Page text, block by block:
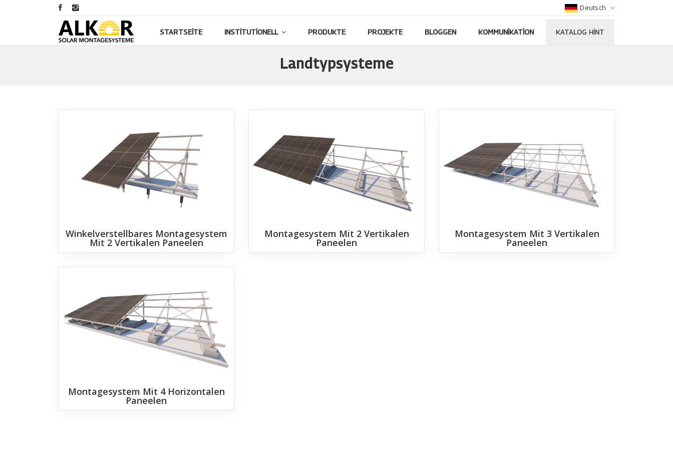
Deutsch
STARTSEITE INSTITUTIONELL PRODUKTE PROJEKTE BLOGGEN KOMMUNIKATION KATALOG HINT
Landtypsysteme
Winkelverstellbares Montagesystem
Mit 2 Vertikalen Paneelen
Montagesystem Mit 2 Vertikalen
Paneelen
Montagesystem Mit 3 Vertikalen
Paneelen
Montagesystem Mit 4 Horizontalen
Paneelen